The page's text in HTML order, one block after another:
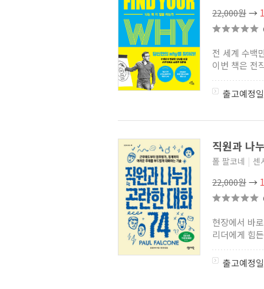
22,000원→
전 세계 수백
이번 책은 전
출고예정
직원과 나
폴 팔코네 | 센
22,000원→
현장에서 바
리더에게 힘
출고예정